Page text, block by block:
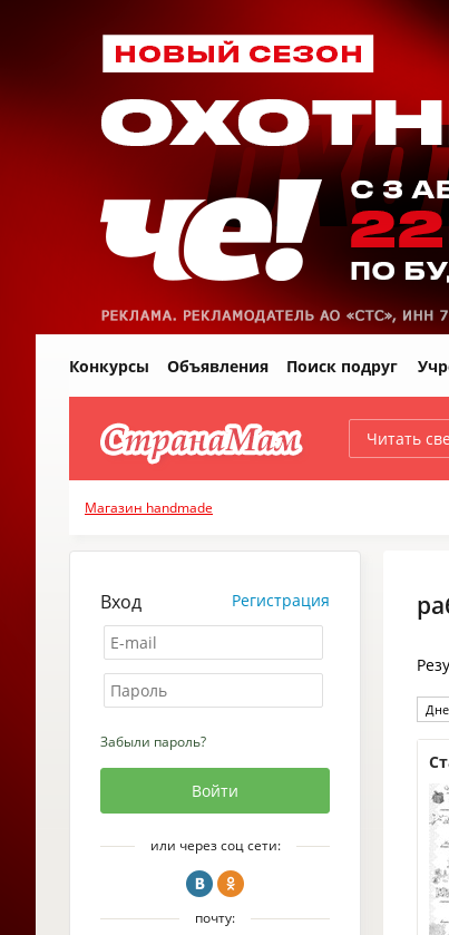
Читать
Конкурсы Объявления Поиск подруг
Магазин handmade
Вход Регистрация
Забыли пароль?
или через соц сети:
почту: